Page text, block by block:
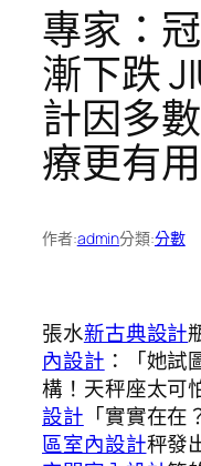
專家：
漸下跌
計因多
療更有用
作者:admin分類:分數
張水新古典設計
內設計 ：「她
構！天秤座太可
設計 「實實在在
區室內設計秤發